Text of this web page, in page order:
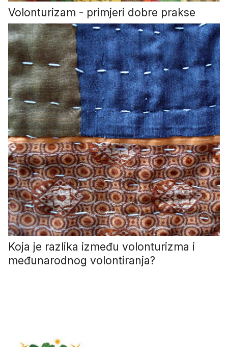
Volonturizam - primjeri dobre prakse
Koja je razlika između volonturizma i
međunarodnog volontiranja?